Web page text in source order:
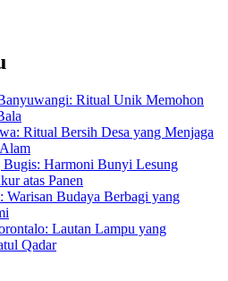
Ritual Unik Memohon
Ritual Bersih Desa yang Menjaga
Bugis: Harmoni Bunyi Lesung
atas Panen
Budaya Berbagi yang
Lautan Lampu yang
Qadar